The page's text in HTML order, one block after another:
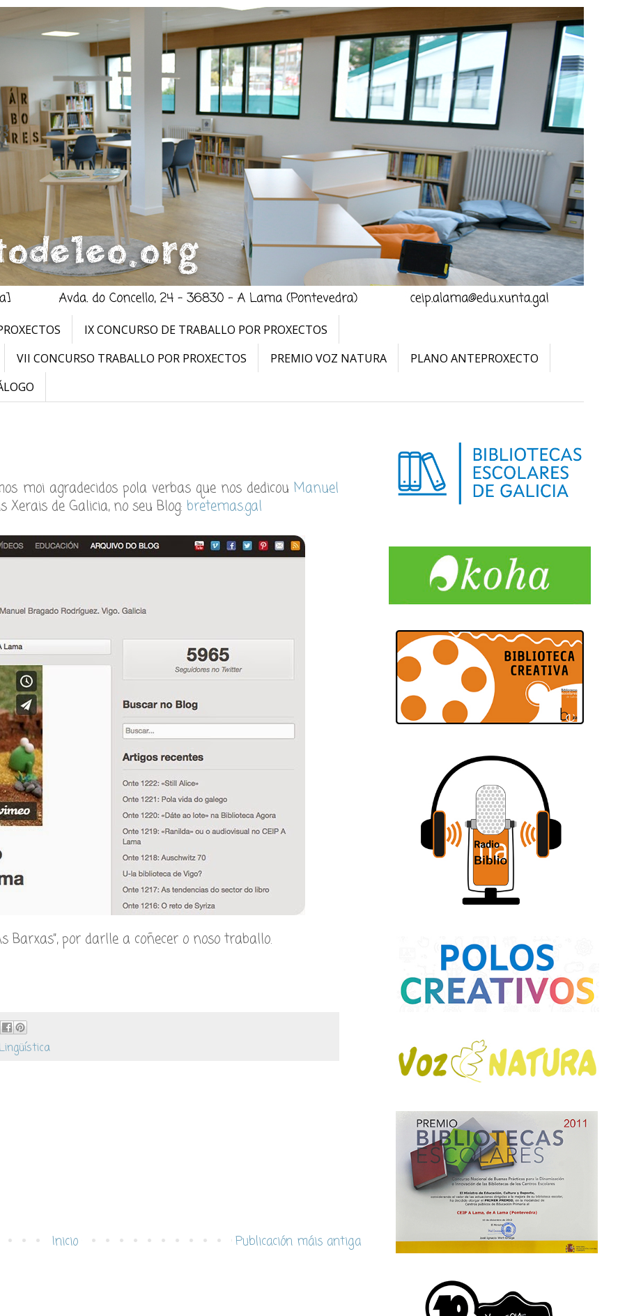
IX CONCURSO DE TRABALLO POR PROXECTOS
VII CONCURSO TRABALLO POR PROXECTOS PREMIO VOZ NATURA
PLANO ANTEPROXECTO
moi agradecidos pola verbas que nos dedicou Manuel
Xerais de Galicia, no seu Blog: bretemas.gal
Barxas”, por darlle a coñecer o noso traballo.
Publicación máis antiga
Inicio